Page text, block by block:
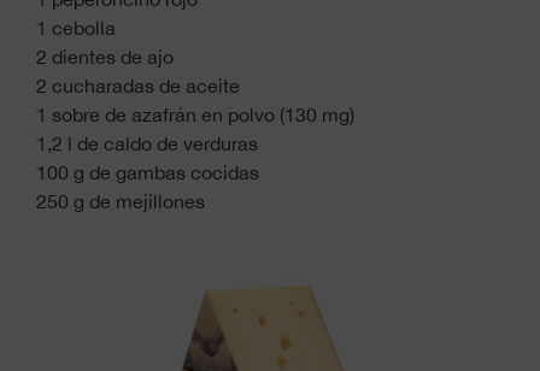
1 cebolla
2 dientes de ajo
2 cucharadas de aceite
1 sobre de azafrán en polvo (130 mg)
1,2 l de caldo de verduras
100 g de gambas cocidas
250 g de mejillones